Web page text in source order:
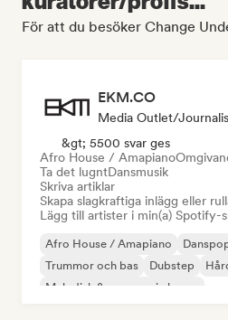
För att du besöker Change
EKM.CO
&gt; 5500 svar ges
Afro House / Amapiano
Ta det lugntDansmusik
Skriva artiklar
Skapa slagkraftiga inlägg eller
Lägg till artister i min(a) Spotify-
Afro House / Amapiano
Trummor och bas
Dubstep
Melodisk & progressiv house